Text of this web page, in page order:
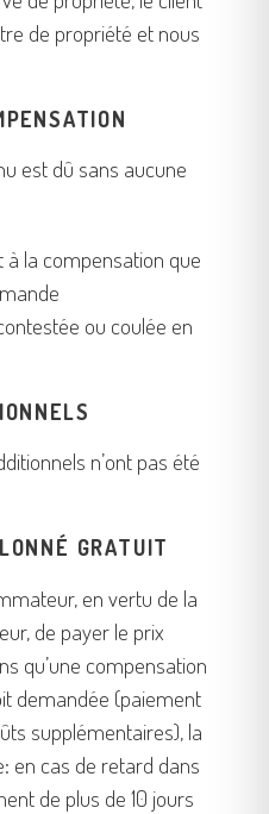
de propriété et nous
est dû sans aucune
à la compensation que
ou coulée en
n’ont pas été
GRATUIT
en vertu de la
de payer le prix
qu’une compensation
demandée (paiement
supplémentaires), la
en cas de retard dans
de plus de 10 jours